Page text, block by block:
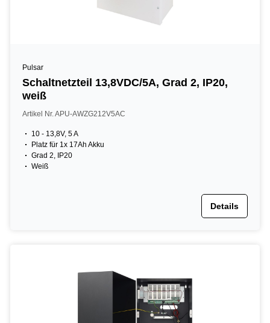
Pulsar
Schaltnetzteil 13,8VDC/5A, Grad 2, IP20,
weiß
Artikel Nr. APU-AWZG212V5AC
10 - 13,8V, 5 A
Platz für 1x 17Ah Akku
Grad 2, IP20
Weiß
Details